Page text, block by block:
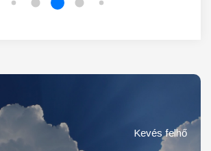
Kevés felhő